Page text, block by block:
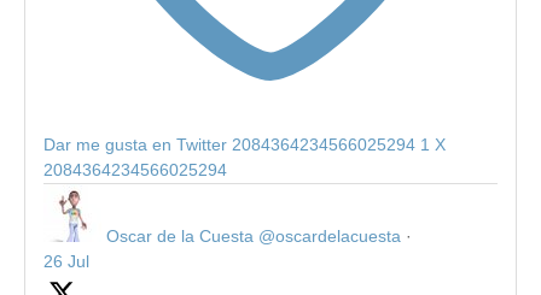
Dar me gusta en Twitter 2084364234566025294 1 X
2084364234566025294
Oscar de la Cuesta @oscardelacuesta ·
26 Jul